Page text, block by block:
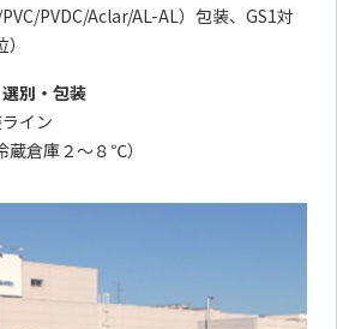
PVDC/Aclar/AL-AL）包装、GS1対
別・包装
イン
蔵倉庫２～８℃）